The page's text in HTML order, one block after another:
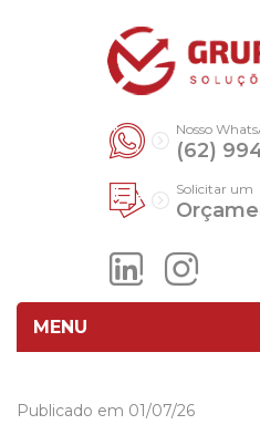
Nosso
(62)
Solicitar um
MENU
Publicado em 01/07/26